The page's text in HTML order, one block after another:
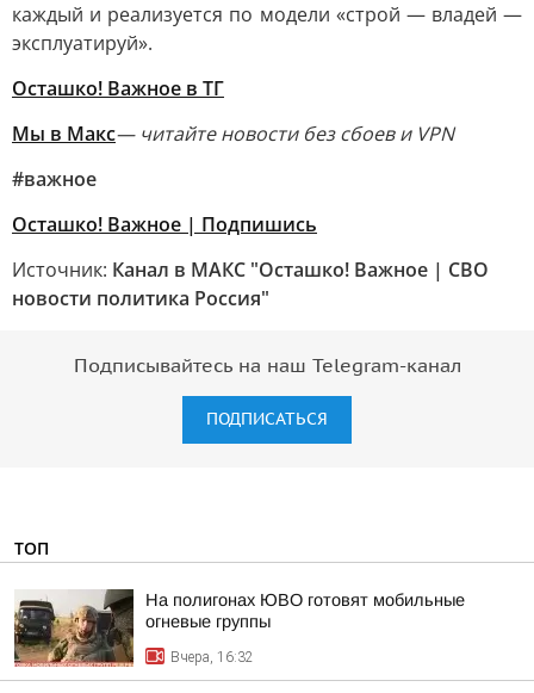
каждый и реализуется по модели «строй — владей —
эксплуатируй».
Осташко! Важное в ТГ
Мы в Макс— читайте новости без сбоев и VPN
#важное
Осташко! Важное | Подпишись
Источник: Канал в МАКС "Осташко! Важное | СВО
новости политика Россия"
Подписывайтесь на наш Telegram-канал
ПОДПИСАТЬСЯ
ТОП
На полигонах ЮВО готовят мобильные
огневые группы
Вчера, 16:32